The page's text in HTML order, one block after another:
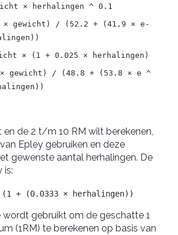
× herhalingen ^ 0.1
× gewicht) / (52.2 + (41.9 × e-
× (1 + 0.025 × herhalingen)
× gewicht) / (48.8 + (53.8 × e ^
en de 2 t/m 10 RM wilt berekenen,
Epley gebruiken en deze
gewenste aantal herhalingen. De
is:
+ (0.0333 × herhalingen))
gebruikt om de geschatte 1
(1RM) te berekenen op basis van